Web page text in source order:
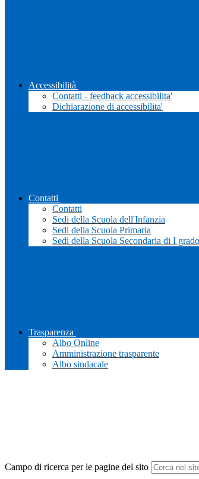
Accessibilità
Contatti - feedback accessibilita'
Dichiarazione di accessibilita'
Contatti
Contatti
Sedi della Scuola dell'Infanzia
Sedi della Scuola Primaria
Sedi della Scuola Secondaria di I grado
Trasparenza
Albo Online
Amministrazione trasparente
Albo sindacale
Campo di ricerca per le pagine del sito